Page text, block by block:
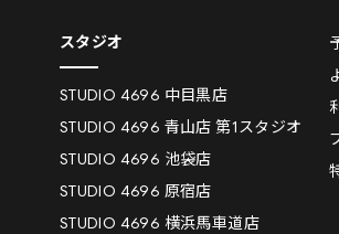
スタジオ
STUDIO 4696 中目黒店
STUDIO 4696 青山店 第1スタジオ
STUDIO 4696 池袋店
STUDIO 4696 原宿店
STUDIO 4696 横浜馬車道店